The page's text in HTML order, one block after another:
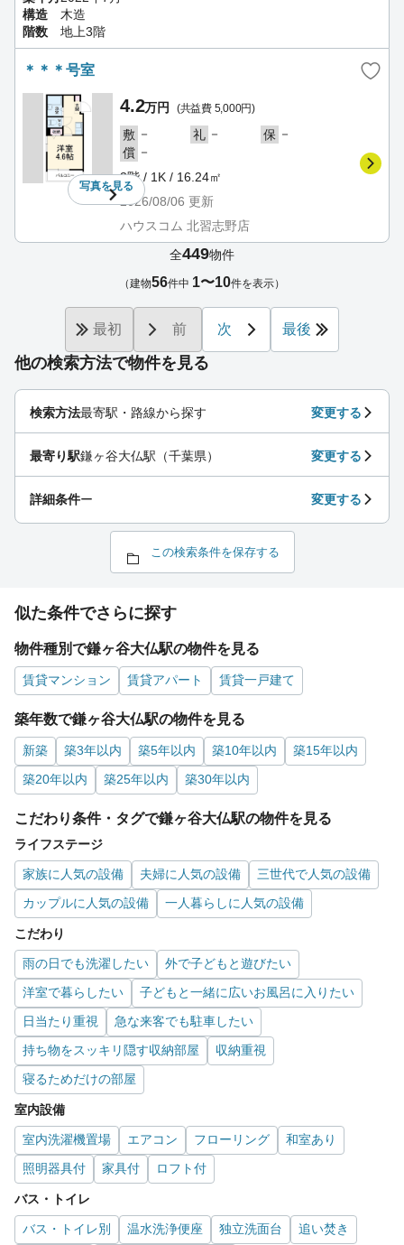
構造
木造
階数
地上3階
＊＊＊号室
写真を見る
4.2万円 (共益費 5,000円)
敷 － 礼 － 保 －
償 －
3階 / 1K / 16.24㎡
2026/08/06 更新
ハウスコム 北習志野店
他の検索方法で物件を見る
検索方法最寄駅・路線から探す 変更する
最寄り駅鎌ヶ谷大仏駅（千葉県） 変更する
詳細条件ー 変更する
この検索条件を保存する
全449物件
（建物56件中 1〜10件を表示）
最初 前 次 最後
似た条件でさらに探す
物件種別で鎌ヶ谷大仏駅の物件を見る
賃貸マンション 賃貸アパート 賃貸一戸建て
築年数で鎌ヶ谷大仏駅の物件を見る
新築 築3年以内 築5年以内 築10年以内
築15年以内
築20年以内
築25年以内 築30年以内
こだわり条件・タグで鎌ヶ谷大仏駅の物件を見る
ライフステージ
家族に人気の設備 夫婦に人気の設備
三世代で人気の設備
カップルに人気の設備
一人暮らしに人気の設備
こだわり
雨の日でも洗濯したい
外で子どもと遊びたい
洋室で暮らしたい
子どもと一緒に広いお風呂に入りたい
日当たり重視
急な来客でも駐車したい
持ち物をスッキリ隠す収納部屋
収納重視
寝るためだけの部屋
室内設備
室内洗濯機置場 エアコン フローリング
和室あり
照明器具付
家具付 ロフト付
バス・トイレ
バス・トイレ別 温水洗浄便座 独立洗面台
追い焚き